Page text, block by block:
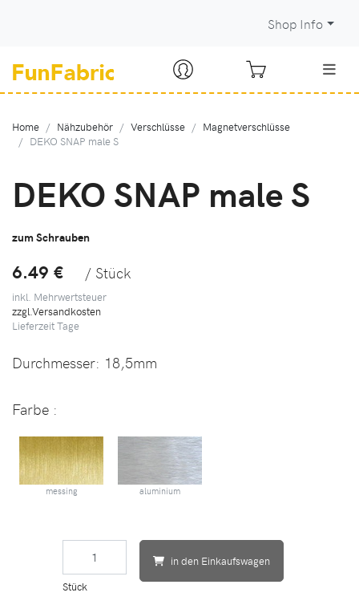
Shop Info
Home Nähzubehör Verschlüsse
Magnetverschlüsse
DEKO SNAP male S
DEKO SNAP male S
zum Schrauben
6.49 € / Stück
inkl. Mehrwertsteuer
zzgl.Versandkosten
LieferzeitTage
Durchmesser: 18,5mm
Farbe :
messing aluminium
Stück
in den Einkaufswagen